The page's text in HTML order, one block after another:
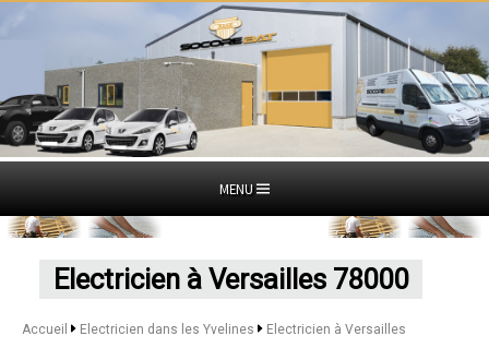
MENU
Electricien à Versailles 78000
Accueil Electricien dans les Yvelines Electricien à Versailles